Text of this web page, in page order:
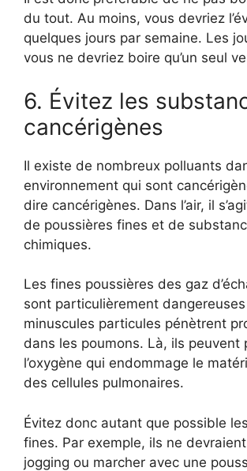
du tout. Au moins, vous devriez
quelques jours par semaine. Les
vous ne devriez boire qu’un seul
6. Évitez les
cancérigènes
Il existe de nombreux polluants
environnement qui sont
dire cancérigènes. Dans l’air, il
de poussières fines et de
chimiques.
Les fines poussières des gaz
sont particulièrement
minuscules particules pénètrent
dans les poumons. Là, ils peuvent
l’oxygène qui endommage le
des cellules pulmonaires.
Évitez donc autant que possible
fines. Par exemple, ils ne
jogging ou marcher avec une